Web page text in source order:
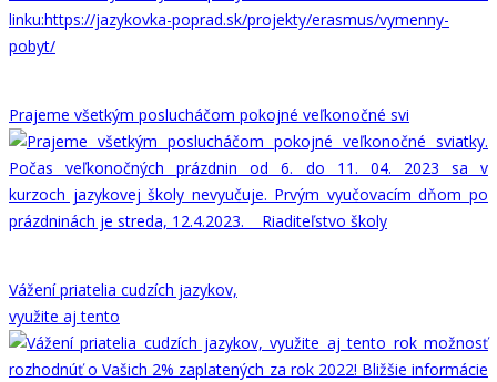
Prajeme všetkým poslucháčom pokojné veľkonočné svi
Vážení priatelia cudzích jazykov,
využite aj tento